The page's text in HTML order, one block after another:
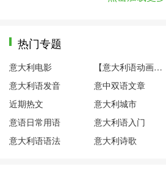
热门专题
意大利电影 【意大利语动画片】粉红小猪
意大利语发音
意中双语文章
近期热文
意大利城市
意语日常用语
意大利语入门
意大利语语法
意大利诗歌